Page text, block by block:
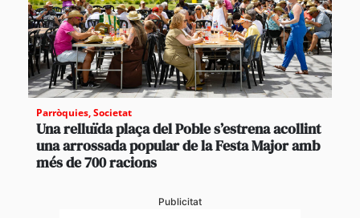
Parròquies,Societat
Una relluïda plaça del Poble s’estrena acollint
una arrossada popular de la Festa Major amb
més de 700 racions
Publicitat